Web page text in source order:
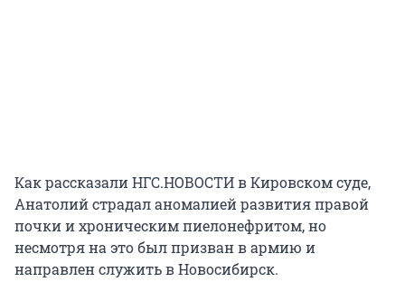
Как рассказали НГС.НОВОСТИ в Кировском суде,
Анатолий страдал аномалией развития правой
почки и хроническим пиелонефритом, но
несмотря на это был призван в армию и
направлен служить в Новосибирск.